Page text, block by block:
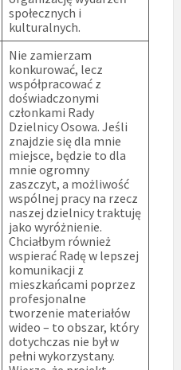
społecznych i
kulturalnych.
Nie zamierzam
konkurować, lecz
współpracować z
doświadczonymi
członkami Rady
Dzielnicy Osowa. Jeśli
znajdzie się dla mnie
miejsce, będzie to dla
mnie ogromny
zaszczyt, a możliwość
wspólnej pracy na rzecz
naszej dzielnicy traktuję
jako wyróżnienie.
Chciałbym również
wspierać Radę w lepszej
komunikacji z
mieszkańcami poprzez
profesjonalne
tworzenie materiałów
wideo – to obszar, który
dotychczas nie był w
pełni wykorzystany.